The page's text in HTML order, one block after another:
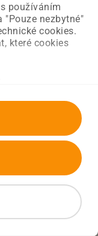
používáním
"Pouze nezbytné"
cookies.
které cookies
strana